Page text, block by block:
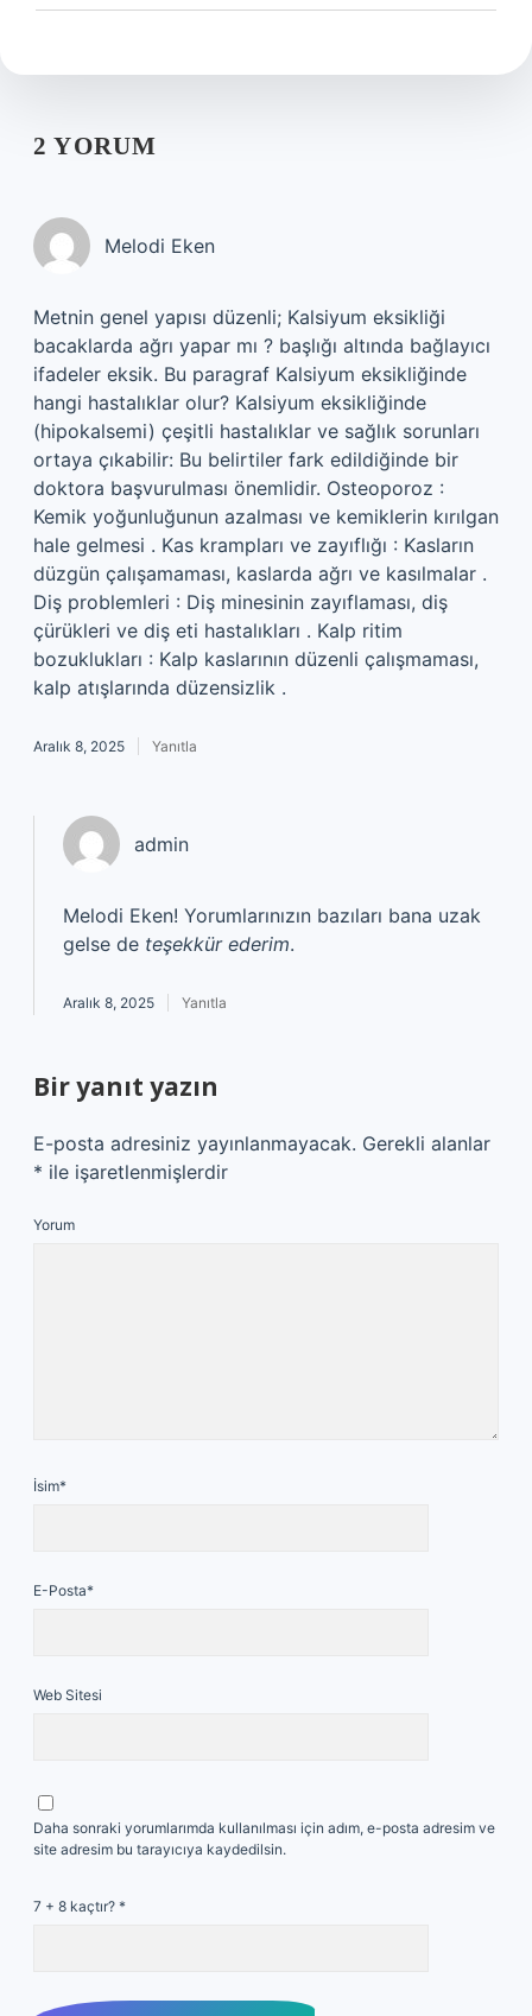
2 YORUM
Melodi Eken
Metnin genel yapısı düzenli; Kalsiyum eksikliği
bacaklarda ağrı yapar mı ? başlığı altında bağlayıcı
ifadeler eksik. Bu paragraf Kalsiyum eksikliğinde
hangi hastalıklar olur? Kalsiyum eksikliğinde
(hipokalsemi) çeşitli hastalıklar ve sağlık sorunları
ortaya çıkabilir: Bu belirtiler fark edildiğinde bir
doktora başvurulması önemlidir. Osteoporoz :
Kemik yoğunluğunun azalması ve kemiklerin kırılgan
hale gelmesi . Kas krampları ve zayıflığı : Kasların
düzgün çalışamaması, kaslarda ağrı ve kasılmalar .
Diş problemleri : Diş minesinin zayıflaması, diş
çürükleri ve diş eti hastalıkları . Kalp ritim
bozuklukları : Kalp kaslarının düzenli çalışmaması,
kalp atışlarında düzensizlik .
Aralık 8, 2025 Yanıtla
admin
Melodi Eken! Yorumlarınızın bazıları bana uzak
gelse de teşekkür ederim.
Aralık 8, 2025 Yanıtla
Bir yanıt yazın
E-posta adresiniz yayınlanmayacak. Gerekli alanlar
* ile işaretlenmişlerdir
Yorum
İsim*
E-Posta*
Web Sitesi
Daha sonraki yorumlarımda kullanılması için adım, e-posta adresim ve
site adresim bu tarayıcıya kaydedilsin.
7 + 8 kaçtır? *